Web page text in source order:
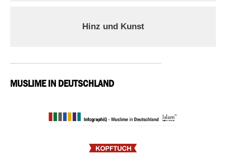
Hinz und Kunst
MUSLIME IN DEUTSCHLAND